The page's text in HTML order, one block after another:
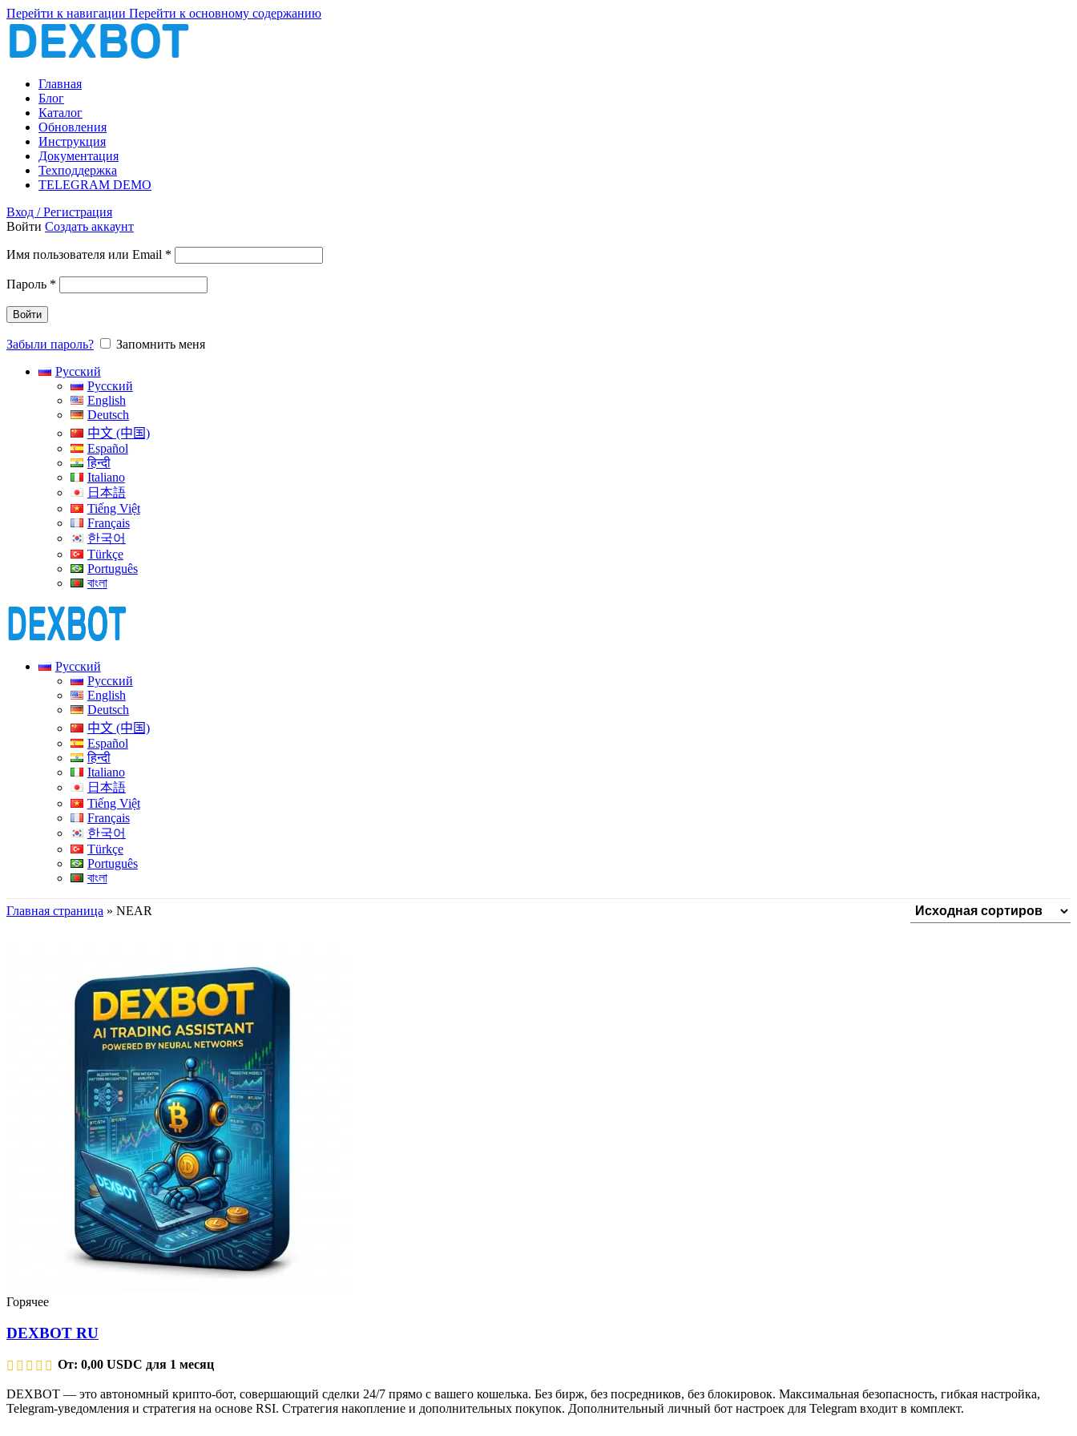
Перейти к навигации Перейти к основному содержанию
Главная
Блог
Каталог
Обновления
Инструкция
Документация
Техподдержка
TELEGRAM DEMO
Вход / Регистрация
Войти Создать аккаунт
Имя пользователя или Email *
Пароль *
Войти
Забыли пароль?
Запомнить меня
Русский
Русский
English
Deutsch
中文 (中国)
Español
हिन्दी
Italiano
日本語
Tiếng Việt
Français
한국어
Türkçe
Português
বাংলা
Русский
Русский
English
Deutsch
中文 (中国)
Español
हिन्दी
Italiano
日本語
Tiếng Việt
Français
한국어
Türkçe
Português
বাংলা
Главная страница » NEAR
Горячее
DEXBOT RU
От: 0,00 USDC для 1 месяц
DEXBOT — это автономный крипто-бот, совершающий сделки 24/7 прямо с вашего кошелька. Без бирж, без посредников, без блокировок. Максимальная безопасность, гибкая настройка,
Telegram-уведомления и стратегия на основе RSI. Стратегия накопление и дополнительных покупок. Дополнительный личный бот настроек для Telegram входит в комплект.